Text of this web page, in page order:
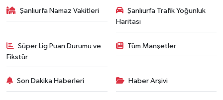
Şanlıurfa Namaz Vakitleri
Şanlıurfa Trafik Yoğunluk
Haritası
Süper Lig Puan Durumu ve
Fikstür
Tüm Manşetler
Son Dakika Haberleri Haber Arşivi